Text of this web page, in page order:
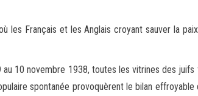
les Français et les Anglais croyant sauver la
10 novembre 1938, toutes les vitrines des
spontanée provoquèrent le bilan